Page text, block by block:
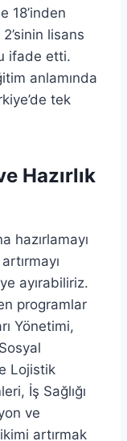
18’inden
lisans
ifade etti.
anlamında
tek
Hazırlık
hazırlamayı
ayırabiliriz.
programlar
Yönetimi,
Lojistik
İş Sağlığı
ve
artırmak